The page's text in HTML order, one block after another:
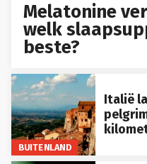
Melatonine
welk
beste?
BUITENLAND
Italië